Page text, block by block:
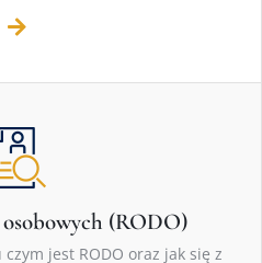
(RODO)
jest RODO oraz jak się z